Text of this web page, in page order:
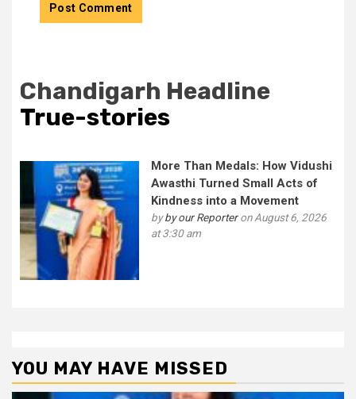
Chandigarh Headline
True-stories
More Than Medals: How Vidushi
Awasthi Turned Small Acts of
Kindness into a Movement
byby our Reporteron August 6, 2026
at 3:30 am
YOU MAY HAVE MISSED